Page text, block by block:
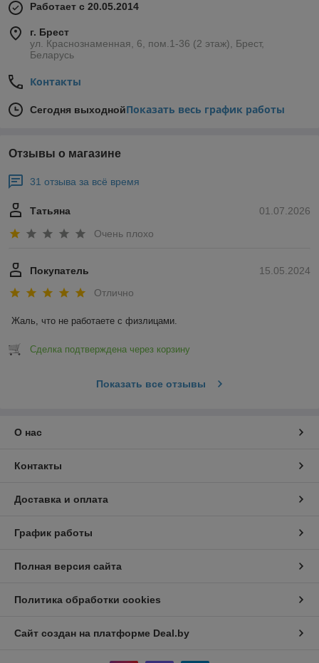
Работает с 20.05.2014
г. Брест
ул. Краснознаменная, 6, пом.1-36 (2 этаж), Брест,
Беларусь
Контакты
Сегодня выходнойПоказать весь график работы
Отзывы о магазине
31 отзыва за всё время
01.07.2026
Татьяна
Очень плохо
15.05.2024
Покупатель
Отлично
Жаль, что не работаете с физлицами.
Сделка подтверждена через корзину
Показать все отзывы
О нас
Контакты
Доставка и оплата
График работы
Полная версия сайта
Политика обработки cookies
Сайт создан на платформе Deal.by